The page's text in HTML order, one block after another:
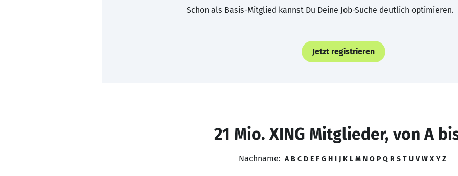
Schon als Basis-Mitglied kannst Du Deine Job-Suche deutlich optimieren.
Jetzt registrieren
21 Mio. XING Mitglieder, von A
Nachname: A B C D E F G H I J K L M N O P Q R S T U V W X Y Z